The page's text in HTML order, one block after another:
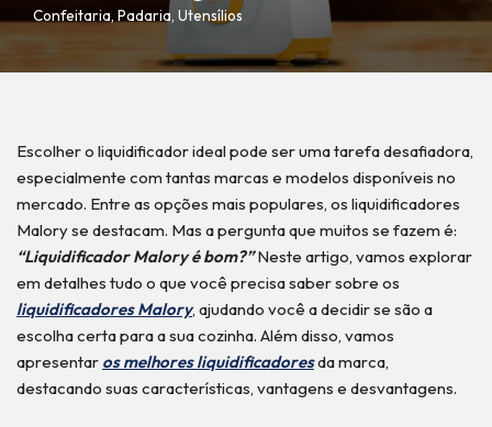
Confeitaria, Padaria, Utensílios
Escolher o liquidificador ideal pode ser uma tarefa desafiadora,
especialmente com tantas marcas e modelos disponíveis no
mercado. Entre as opções mais populares, os liquidificadores
Malory se destacam. Mas a pergunta que muitos se fazem é:
“Liquidificador Malory é bom?”Neste artigo, vamos explorar
em detalhes tudo o que você precisa saber sobre os
liquidificadores Malory, ajudando você a decidir se são a
escolha certa para a sua cozinha. Além disso, vamos
apresentar os melhores liquidificadoresda marca,
destacando suas características, vantagens e desvantagens.